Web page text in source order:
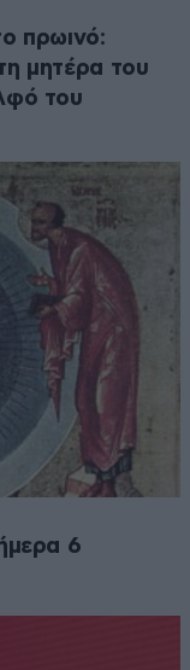
πρωινό:
μητέρα του
του
6